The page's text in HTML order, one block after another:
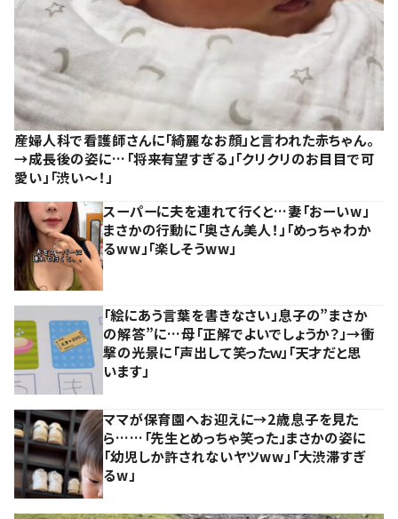
産婦人科で看護師さんに「綺麗なお顔」と言われた赤ちゃん。
→成長後の姿に…「将来有望すぎる」「クリクリのお目目で可
愛い」「渋い～！」
スーパーに夫を連れて行くと…妻「おーいw」
まさかの行動に「奥さん美人！」「めっちゃわか
るww」「楽しそうww」
「絵にあう言葉を書きなさい」息子の”まさか
の解答”に…母「正解でよいでしょうか？」→衝
撃の光景に「声出して笑ったｗ」「天才だと思
います」
ママが保育園へお迎えに→2歳息子を見た
ら……「先生とめっちゃ笑った」まさかの姿に
「幼児しか許されないヤツww」「大渋滞すぎ
るw」